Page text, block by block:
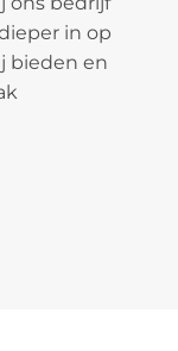
in op
bieden en